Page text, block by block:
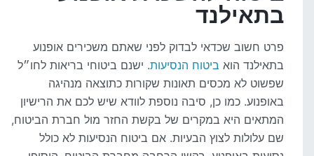
בתאילנד
פרט חשוב שכדאי לבדוק לפני שאתם משכירים אופנוע
בתאילנד הואביטוח הנסיעות. ישנם ביטוחי בריאות לחו״ל
שפשוט לא מכסים תאונות שקורות כתוצאה מנהיגה
באופנוע. כמו כן, סיבה נוספת לוודא שיש לכם את הרישיון
המתאים היא במקרים של בקשת החזר מול חברת הביטוח,
שם עלולות לצוץ הבעיות. אם ביטוח הנסיעות לא כולל